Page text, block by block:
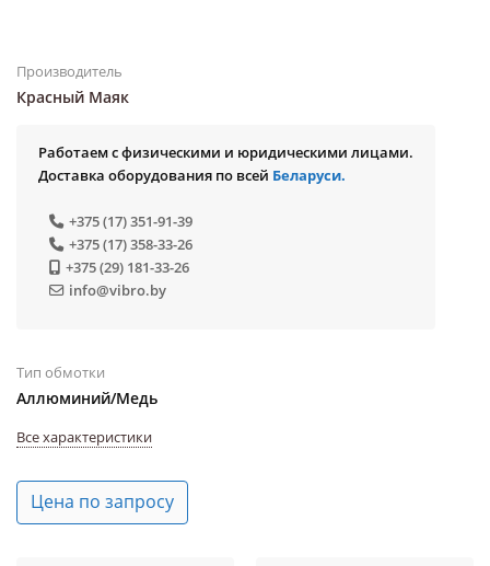
Производитель
Красный Маяк
Работаем с физическими и юридическими лицами.
Доставка оборудования по всей Беларуси.
+375 (17) 351-91-39
+375 (17) 358-33-26
+375 (29) 181-33-26
info@vibro.by
Тип обмотки
Аллюминий/Медь
Все характеристики
Цена по запросу